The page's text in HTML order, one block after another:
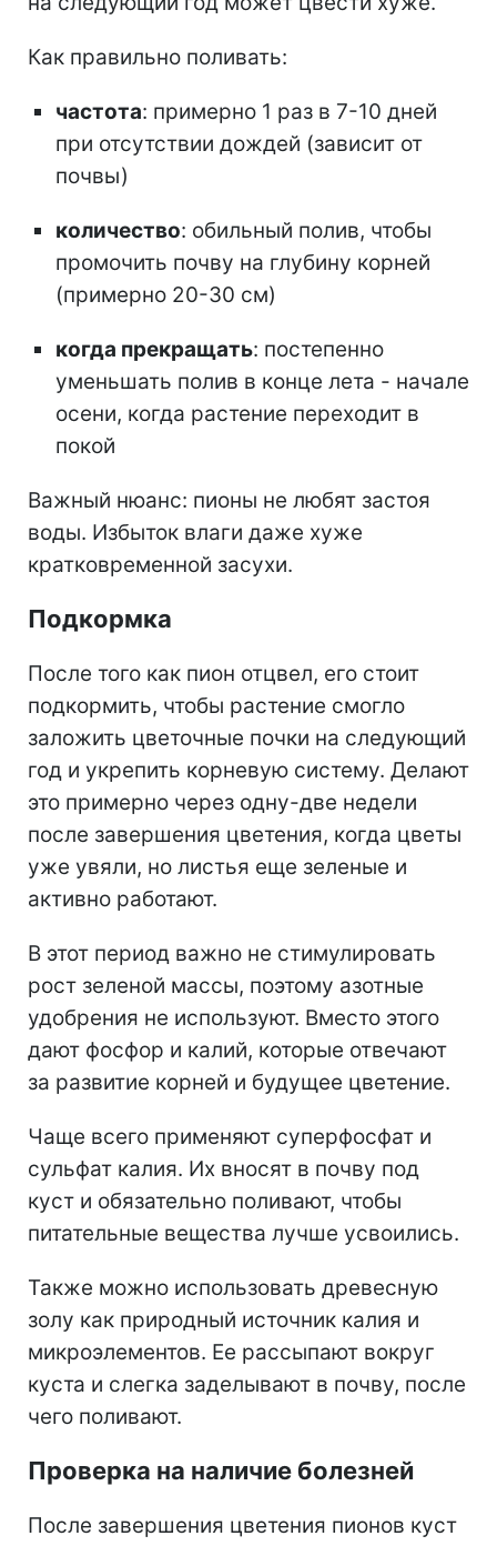
Как правильно поливать:
частота: примерно 1 раз в 7-10 дней
при отсутствии дождей (зависит от
почвы)
количество: обильный полив, чтобы
промочить почву на глубину корней
(примерно 20-30 см)
когда прекращать: постепенно
уменьшать полив в конце лета - начале
осени, когда растение переходит в
покой
Важный нюанс: пионы не любят застоя
воды. Избыток влаги даже хуже
кратковременной засухи.
Подкормка
После того как пион отцвел, его стоит
подкормить, чтобы растение смогло
заложить цветочные почки на следующий
год и укрепить корневую систему. Делают
это примерно через одну-две недели
после завершения цветения, когда цветы
уже увяли, но листья еще зеленые и
активно работают.
В этот период важно не стимулировать
рост зеленой массы, поэтому азотные
удобрения не используют. Вместо этого
дают фосфор и калий, которые отвечают
за развитие корней и будущее цветение.
Чаще всего применяют суперфосфат и
сульфат калия. Их вносят в почву под
куст и обязательно поливают, чтобы
питательные вещества лучше усвоились.
Также можно использовать древесную
золу как природный источник калия и
микроэлементов. Ее рассыпают вокруг
куста и слегка заделывают в почву, после
чего поливают.
Проверка на наличие болезней
После завершения цветения пионов куст